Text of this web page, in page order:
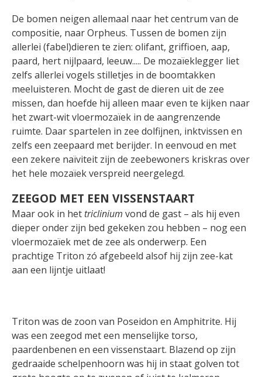
De bomen neigen allemaal naar het centrum van de
compositie, naar Orpheus. Tussen de bomen zijn
allerlei (fabel)dieren te zien: olifant, griffioen, aap,
paard, hert nijlpaard, leeuw..... De mozaïeklegger liet
zelfs allerlei vogels stilletjes in de boomtakken
meeluisteren. Mocht de gast de dieren uit de zee
missen, dan hoefde hij alleen maar even te kijken naar
het zwart-wit vloermozaïek in de aangrenzende
ruimte. Daar spartelen in zee dolfijnen, inktvissen en
zelfs een zeepaard met berijder. In eenvoud en met
een zekere naïviteit zijn de zeebewoners kriskras over
het hele mozaïek verspreid neergelegd.
ZEEGOD MET EEN VISSENSTAART
Maar ook in het triclinium vond de gast – als hij even
dieper onder zijn bed gekeken zou hebben – nog een
vloermozaïek met de zee als onderwerp. Een
prachtige Triton zó afgebeeld alsof hij zijn zee-kat
aan een lijntje uitlaat!
Triton was de zoon van Poseidon en Amphitrite. Hij
was een zeegod met een menselijke torso,
paardenbenen en een vissenstaart. Blazend op zijn
gedraaide schelpenhoorn was hij in staat golven tot